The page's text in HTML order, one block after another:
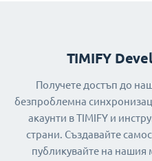
TIMIFY
Получете достъп до
безпроблемна
акаунти в TIMIFY и
страни. Създавайте
публикувайте на нашия